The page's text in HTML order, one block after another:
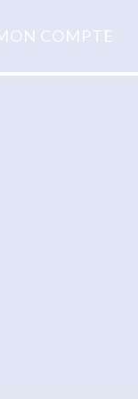
COMPTE